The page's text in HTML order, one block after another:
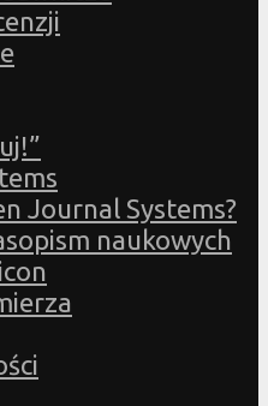
Journal Systems?
naukowych